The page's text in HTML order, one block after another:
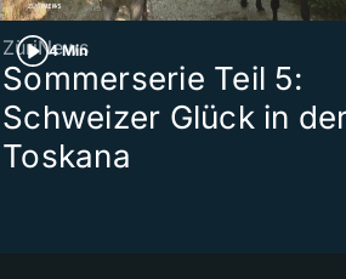
4 Min
ZüriNews
Sommerserie Teil 5:
Schweizer Glück in
Toskana